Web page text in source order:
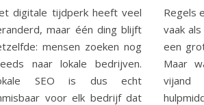
digitale tijdperk heeft veel
maar één ding blijft
mensen zoeken nog
naar lokale bedrijven.
SEO is dus echt
voor elk bedrijf dat
Regels
vaak
een
Maar